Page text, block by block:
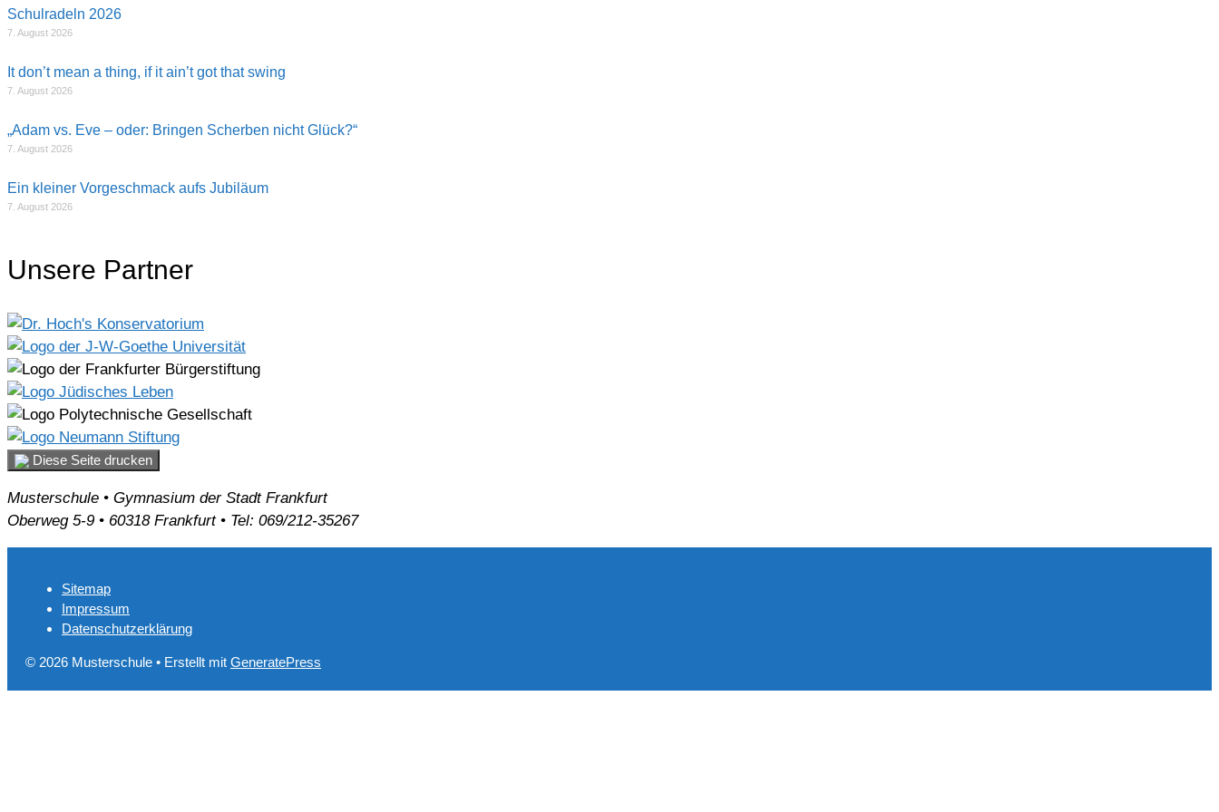
Schulradeln 2026
7. August 2026
It don’t mean a thing, if it ain’t got that swing
7. August 2026
„Adam vs. Eve – oder: Bringen Scherben nicht Glück?“
7. August 2026
Ein kleiner Vorgeschmack aufs Jubiläum
7. August 2026
Unsere Partner
Diese Seite drucken
Musterschule • Gymnasium der Stadt Frankfurt
Oberweg 5-9 • 60318 Frankfurt • Tel: 069/212-35267
Sitemap
Impressum
Datenschutzerklärung
© 2026 Musterschule • Erstellt mit GeneratePress